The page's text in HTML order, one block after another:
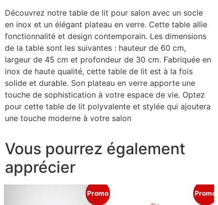
Découvrez notre table de lit pour salon avec un socle
en inox et un élégant plateau en verre. Cette table allie
fonctionnalité et design contemporain. Les dimensions
de la table sont les suivantes : hauteur de 60 cm,
largeur de 45 cm et profondeur de 30 cm. Fabriquée en
inox de haute qualité, cette table de lit est à la fois
solide et durable. Son plateau en verre apporte une
touche de sophistication à votre espace de vie. Optez
pour cette table de lit polyvalente et stylée qui ajoutera
une touche moderne à votre salon
Vous pourrez également
apprécier
Promo Promo